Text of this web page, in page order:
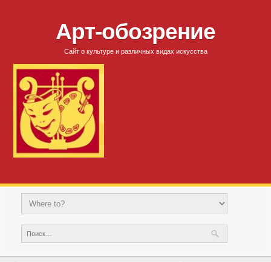
Арт-обозрение
Сайт о культуре и различных видах искусства